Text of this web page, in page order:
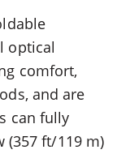
optical
comfort,
and are
can fully
(357 ft/119 m)